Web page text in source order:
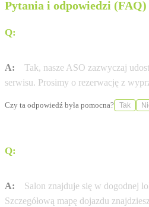
Pytania i odpowiedzi
Q:
A:
Tak, nasze ASO zazwyczaj
serwisu. Prosimy o rezerwację z
Czy ta odpowiedź była pomocna? Tak
Q:
A:
Salon znajduje się w dogodnej
Szczegółową mapę dojazdu